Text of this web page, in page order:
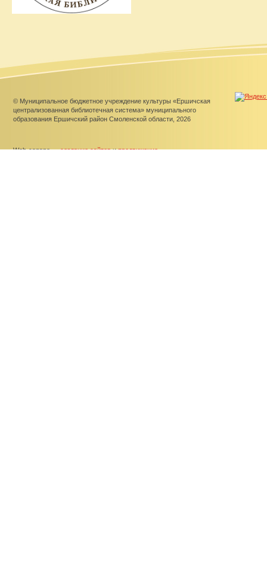
© Муниципальное бюджетное учреждение культуры «Ершичская
централизованная библиотечная система» муниципального
образования Ершичский район Смоленской области, 2026
Web-canape —создание сайтовипродвижение